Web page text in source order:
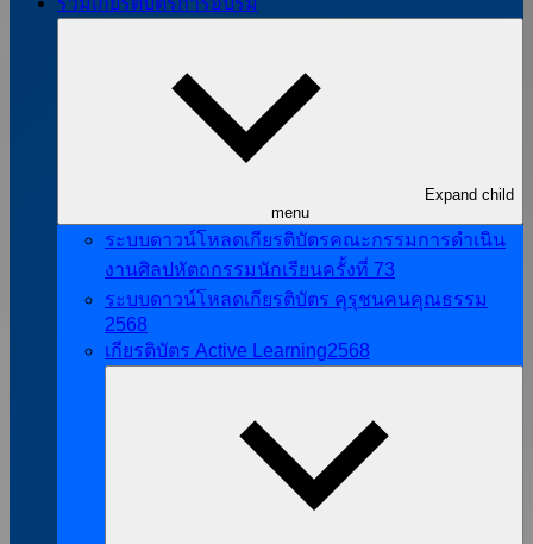
Expand child
menu
ระบบดาวน์โหลดเกียรติบัตรคณะกรรมการดำเนิน
งานศิลปหัตถกรรมนักเรียนครั้งที่ 73
ระบบดาวน์โหลดเกียรติบัตร คุรุชนคนคุณธรรม
2568
เกียรติบัตร Active Learning2568